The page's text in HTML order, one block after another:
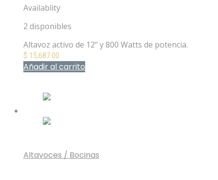
Availablity
2 disponibles
Altavoz activo de 12" y 800 Watts de potencia.
$ 15,687.00
Añadir al carrito
Altavoces / Bocinas